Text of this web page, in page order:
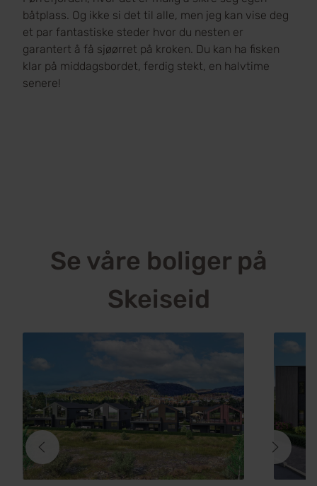
båtplass. Og ikke si det til alle, men jeg kan vise deg
et par fantastiske steder hvor du nesten er
garantert å få sjøørret på kroken. Du kan ha fisken
klar på middagsbordet, ferdig stekt, en halvtime
senere!
Se våre boliger på
Skeiseid